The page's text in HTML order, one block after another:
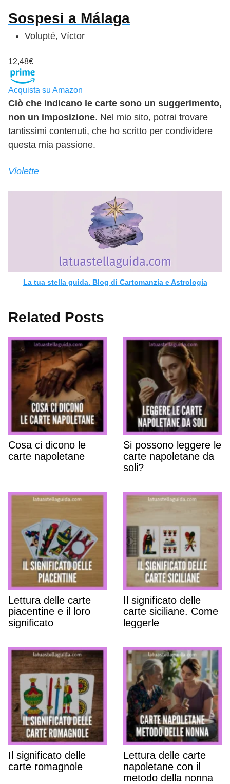
Sospesi a Málaga
Volupté, Víctor
12,48€
Acquista su Amazon
Ciò che indicano le carte sono un suggerimento,
non un imposizione. Nel mio sito, potrai trovare
tantissimi contenuti, che ho scritto per condividere
questa mia passione.
Violette
La tua stella guida. Blog di Cartomanzia e Astrologia
Related Posts
Cosa ci dicono le
carte napoletane
Si possono leggere le
carte napoletane da
soli?
Lettura delle carte
piacentine e il loro
significato
Il significato delle
carte siciliane. Come
leggerle
Il significato delle
carte romagnole
Lettura delle carte
napoletane con il
metodo della nonna